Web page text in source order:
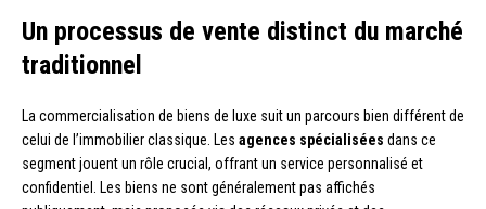
Un processus de vente distinct du marché
traditionnel
La commercialisation de biens de luxe suit un parcours bien différent de
celui de l’immobilier classique. Les agences spécialisées dans ce
segment jouent un rôle crucial, offrant un service personnalisé et
confidentiel. Les biens ne sont généralement pas affichés